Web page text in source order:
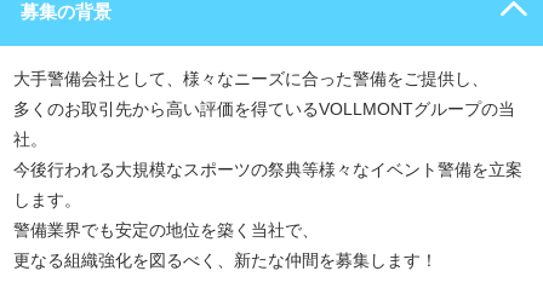
募集の背景
大手警備会社として、様々なニーズに合った警備をご提供し、
多くのお取引先から高い評価を得ているVOLLMONTグループの当
社。
今後行われる大規模なスポーツの祭典等様々なイベント警備を立案
します。
警備業界でも安定の地位を築く当社で、
更なる組織強化を図るべく、新たな仲間を募集します！